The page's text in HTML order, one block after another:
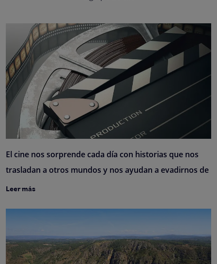
El cine nos sorprende cada día con historias que nos
trasladan a otros mundos y nos ayudan a evadirnos de
Leer más